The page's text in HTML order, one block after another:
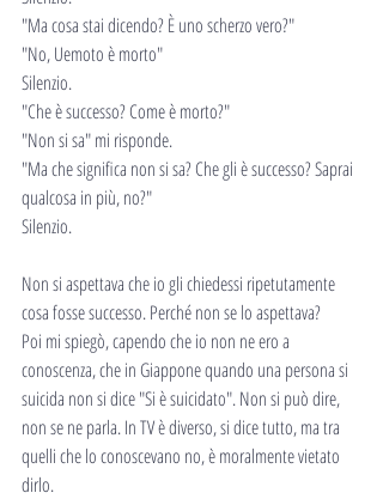
"Ma cosa stai dicendo? È uno scherzo vero?"
"No, Uemoto è morto"
Silenzio.
"Che è successo? Come è morto?"
"Non si sa" mi risponde.
"Ma che significa non si sa? Che gli è successo? Saprai
qualcosa in più, no?"
Silenzio.
Non si aspettava che io gli chiedessi ripetutamente
cosa fosse successo. Perché non se lo aspettava?
Poi mi spiegò, capendo che io non ne ero a
conoscenza, che in Giappone quando una persona si
suicida non si dice "Si è suicidato". Non si può dire,
non se ne parla. In TV è diverso, si dice tutto, ma tra
quelli che lo conoscevano no, è moralmente vietato
dirlo.